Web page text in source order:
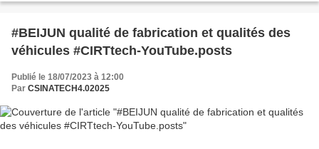
#BEIJUN qualité de fabrication et qualités des
véhicules #CIRTtech-YouTube.posts
Publié le 18/07/2023 à 12:00
Par CSINATECH4.02025